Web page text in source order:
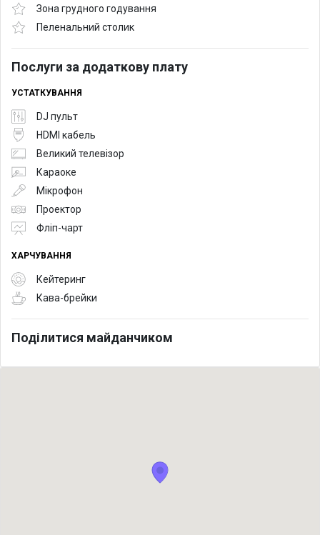
Зона грудного годування
Пеленальний столик
Послуги за додаткову плату
УСТАТКУВАННЯ
DJ пульт
HDMI кабель
Великий телевізор
Караоке
Мікрофон
Проектор
Фліп-чарт
ХАРЧУВАННЯ
Кейтеринг
Кава-брейки
Поділитися майданчиком